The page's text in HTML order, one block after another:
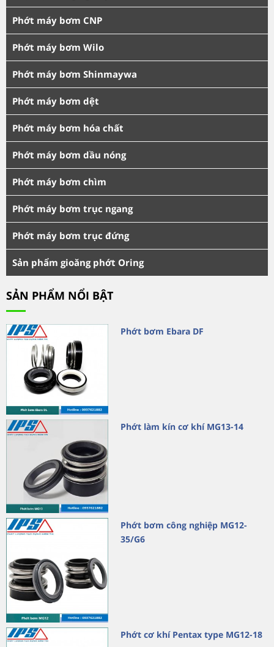
Phớt máy bơm CNP
Phớt máy bơm Wilo
Phớt máy bơm Shinmaywa
Phớt máy bơm dệt
Phớt máy bơm hóa chất
Phớt máy bơm dầu nóng
Phớt máy bơm chìm
Phớt máy bơm trục ngang
Phớt máy bơm trục đứng
Sản phẩm gioăng phớt Oring
SẢN PHẨM NỔI BẬT
Phớt bơm Ebara DF
Phớt làm kín cơ khí MG13-14
Phớt bơm công nghiệp MG12-
35/G6
Phớt cơ khí Pentax type MG12-18